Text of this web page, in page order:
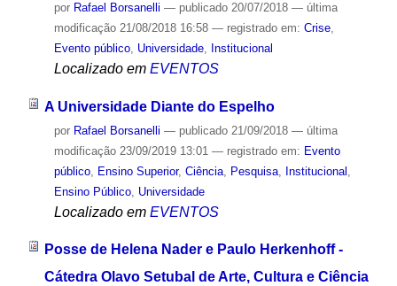
por Rafael Borsanelli — publicado20/07/2018 — última
modificação21/08/2018 16:58 — registrado em: Crise,
Evento público, Universidade, Institucional
Localizado em EVENTOS
A Universidade Diante do Espelho
por Rafael Borsanelli — publicado21/09/2018 — última
modificação23/09/2019 13:01 — registrado em: Evento
público, Ensino Superior, Ciência, Pesquisa, Institucional
Ensino Público, Universidade
Localizado em EVENTOS
Posse de Helena Nader e Paulo Herkenhoff -
Cátedra Olavo Setubal de Arte, Cultura e Ciência